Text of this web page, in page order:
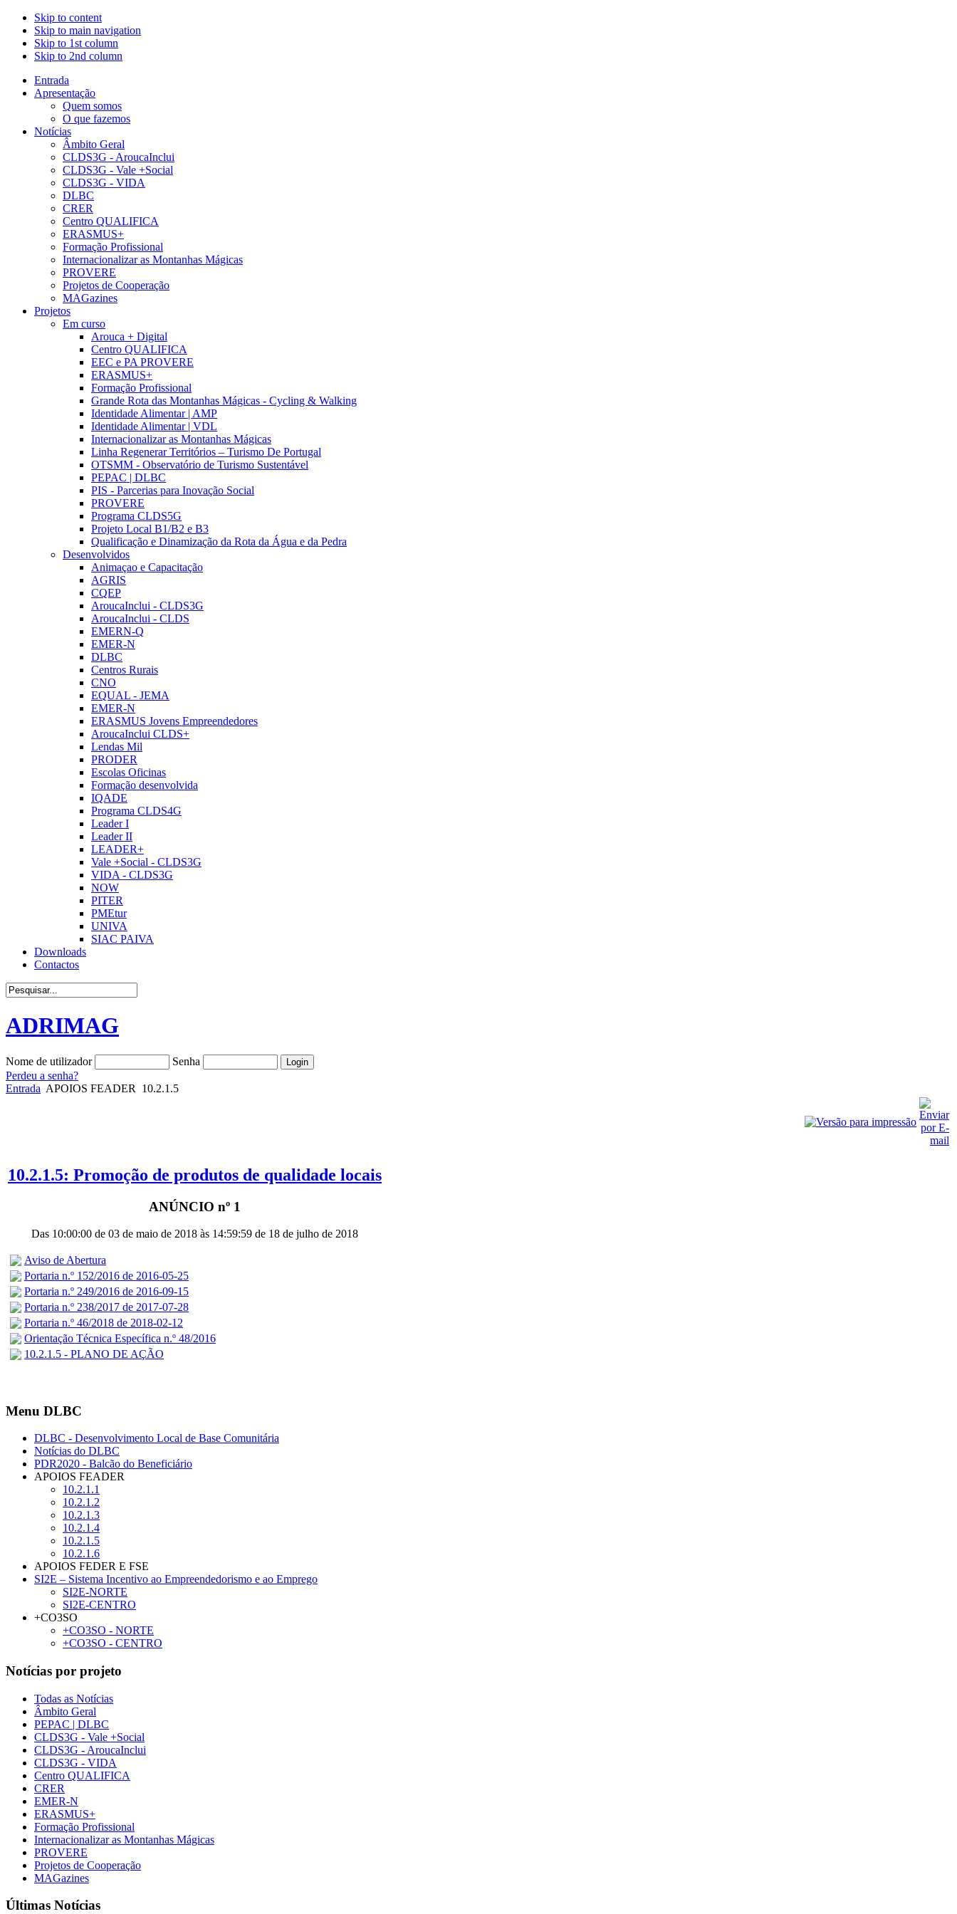
Skip to content
Skip to main navigation
Skip to 1st column
Skip to 2nd column
Entrada
Apresentação
Quem somos
O que fazemos
Notícias
Âmbito Geral
CLDS3G - AroucaInclui
CLDS3G - Vale +Social
CLDS3G - VIDA
DLBC
CRER
Centro QUALIFICA
ERASMUS+
Formação Profissional
Internacionalizar as Montanhas Mágicas
PROVERE
Projetos de Cooperação
MAGazines
Projetos
Em curso
Arouca + Digital
Centro QUALIFICA
EEC e PA PROVERE
ERASMUS+
Formação Profissional
Grande Rota das Montanhas Mágicas - Cycling & Walking
Identidade Alimentar | AMP
Identidade Alimentar | VDL
Internacionalizar as Montanhas Mágicas
Linha Regenerar Territórios – Turismo De Portugal
OTSMM - Observatório de Turismo Sustentável
PEPAC | DLBC
PIS - Parcerias para Inovação Social
PROVERE
Programa CLDS5G
Projeto Local B1/B2 e B3
Qualificação e Dinamização da Rota da Água e da Pedra
Desenvolvidos
Animaçao e Capacitação
AGRIS
CQEP
AroucaInclui - CLDS3G
AroucaInclui - CLDS
EMERN-Q
EMER-N
DLBC
Centros Rurais
CNO
EQUAL - JEMA
EMER-N
ERASMUS Jovens Empreendedores
AroucaInclui CLDS+
Lendas Mil
PRODER
Escolas Oficinas
Formação desenvolvida
IQADE
Programa CLDS4G
Leader I
Leader II
LEADER+
Vale +Social - CLDS3G
VIDA - CLDS3G
NOW
PITER
PMEtur
UNIVA
SIAC PAIVA
Downloads
Contactos
ADRIMAG
Nome de utilizador
Senha
Perdeu a senha?
Entrada APOIOS FEADER 10.2.1.5
10.2.1.5: Promoção de produtos de qualidade locais
ANÚNCIO nº 1
Das 10:00:00 de 03 de maio de 2018 às 14:59:59 de 18 de julho de 2018
Aviso de Abertura
Portaria n.º 152/2016 de 2016-05-25
Portaria n.º 249/2016 de 2016-09-15
Portaria n.º 238/2017 de 2017-07-28
Portaria n.º 46/2018 de 2018-02-12
Orientação Técnica Específica n.º 48/2016
10.2.1.5 - PLANO DE AÇÃO
Menu DLBC
DLBC - Desenvolvimento Local de Base Comunitária
Notícias do DLBC
PDR2020 - Balcão do Beneficiário
APOIOS FEADER
10.2.1.1
10.2.1.2
10.2.1.3
10.2.1.4
10.2.1.5
10.2.1.6
APOIOS FEDER E FSE
SI2E – Sistema Incentivo ao Empreendedorismo e ao Emprego
SI2E-NORTE
SI2E-CENTRO
+CO3SO
+CO3SO - NORTE
+CO3SO - CENTRO
Notícias por projeto
Todas as Notícias
Âmbito Geral
PEPAC | DLBC
CLDS3G - Vale +Social
CLDS3G - AroucaInclui
CLDS3G - VIDA
Centro QUALIFICA
CRER
EMER-N
ERASMUS+
Formação Profissional
Internacionalizar as Montanhas Mágicas
PROVERE
Projetos de Cooperação
MAGazines
Últimas Notícias